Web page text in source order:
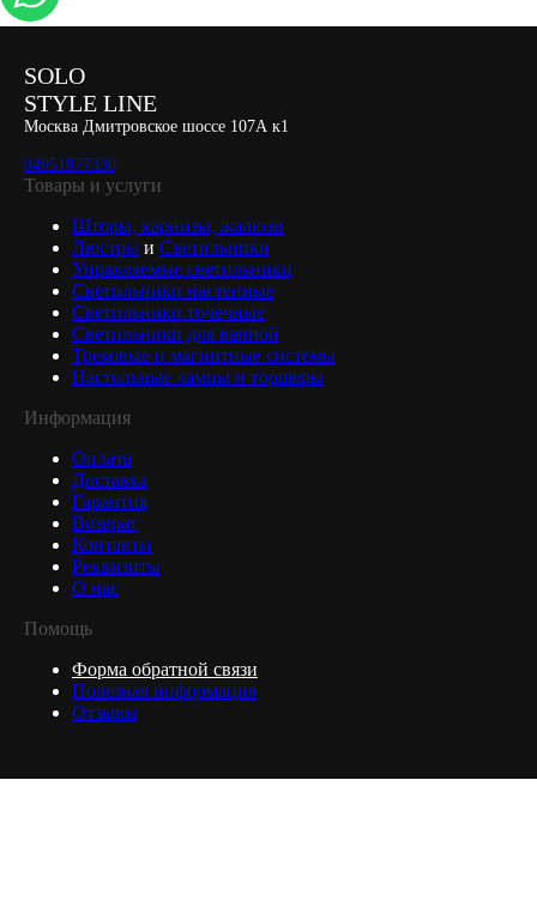
SOLO
STYLE LINE
Москва Дмитровское шоссе 107А к1
84951977330
Товары и услуги
Шторы, карнизы, жалюзи
Люстры и Светильники
Управляемые светильники
Светильники настенные
Светильники точечные
Светильники для ванной
Трековые и магнитные системы
Настольные лампы и торшеры
Информация
Оплата
Доставка
Гарантия
Возврат
Контакты
Реквизиты
О нас
Помощь
Форма обратной связи
Полезная информация
Отзывы